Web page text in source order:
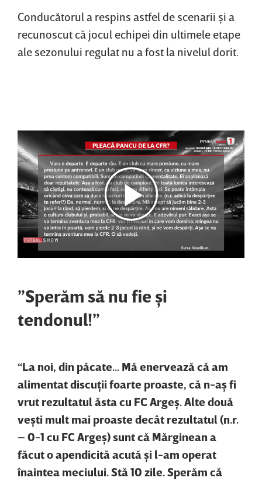
Conducătorul a respins astfel de scenarii şi a
recunoscut că jocul echipei din ultimele etape
ale sezonului regulat nu a fost la nivelul dorit.
”Sperăm să nu fie şi
tendonul!”
“La noi, din păcate... Mă enervează că am
alimentat discuţii foarte proaste, că n-aş fi
vrut rezultatul ăsta cu FC Argeş. Alte două
veşti mult mai proaste decât rezultatul (n.r.
– 0-1 cu FC Argeş) sunt că Mărginean a
făcut o apendicită acută şi l-am operat
înaintea meciului. Stă 10 zile. Sperăm că